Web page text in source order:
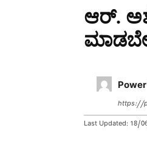
ಆರ್.
https://
Last Updated: 18/